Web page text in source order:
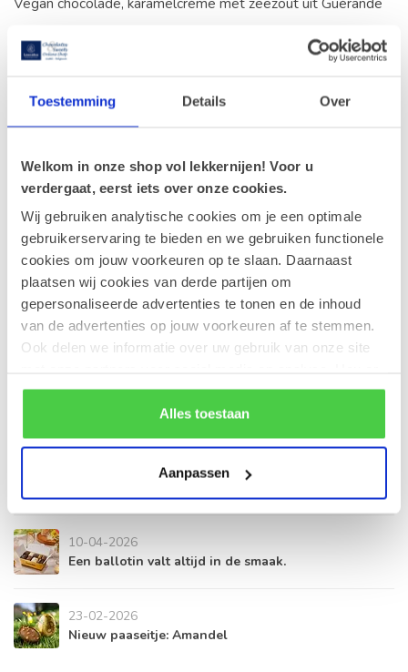
Toestemming Details Over
Welkom in onze shop vol lekkernijen! Voor u
verdergaat, eerst iets over onze cookies.
Wij gebruiken analytische cookies om je een optimale
gebruikerservaring te bieden en we gebruiken functionele
cookies om jouw voorkeuren op te slaan. Daarnaast
plaatsen wij cookies van derde partijen om
gepersonaliseerde advertenties te tonen en de inhoud
van de advertenties op jouw voorkeuren af te stemmen.
Ook delen we informatie over uw gebruik van onze site
rekening mee dat als je bepaalde cookies blokkeert, het
de correcte werking van de website kan verstoren.
Alles toestaan
Aanpassen
Vegan karamel
Vegan chocolade, Karamelcrème
Recente artikelen
30-05-2026
Onze chocoladevoetballetjes: een team vol
sterspelers!
28-04-2026
Zonnige dagen, verfrissende (ijs)pralines!
10-04-2026
Een ballotin valt altijd in de smaak.
23-02-2026
Nieuw paaseitje: Amandel